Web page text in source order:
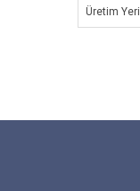
Üretim Yeri